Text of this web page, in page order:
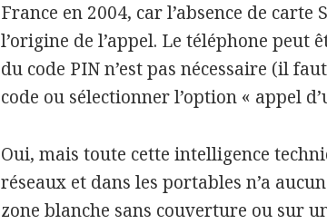
France en 2004, car l’absence de
l’origine de l’appel. Le téléphone peut
du code PIN n’est pas nécessaire (il
code ou sélectionner l’option « appel
Oui, mais toute cette intelligence
réseaux et dans les portables n’a
zone blanche sans couverture ou sur